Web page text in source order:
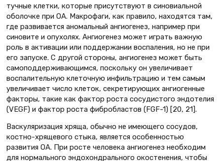
тучные клетки, которые присутствуют в синовиальной
оболочке при ОА. Макрофаги, как правило, находятся там,
где развивается аномальный ангиогенез, например при
синовите и опухолях. Ангиогенез может играть важную
роль в активации или поддержании воспаления, но не при
его запуске. С другой стороны, ангиогенез может быть
самоподдерживающимся, поскольку он увеличивает
воспалительную клеточную инфильтрацию и тем самым
увеличивает число клеток, секретирующих ангиогенные
факторы, такие как фактор роста сосудистого эндотелия
(VEGF) и фактор роста фибробластов (FGF-1) [20, 21].
Васкуляризация хряща, обычно не имеющего сосудов,
костно-хрящевого стыка, является особенностью
развития ОА. При росте человека ангиогенез необходим
для нормального эндохондрального окостенения, чтобы